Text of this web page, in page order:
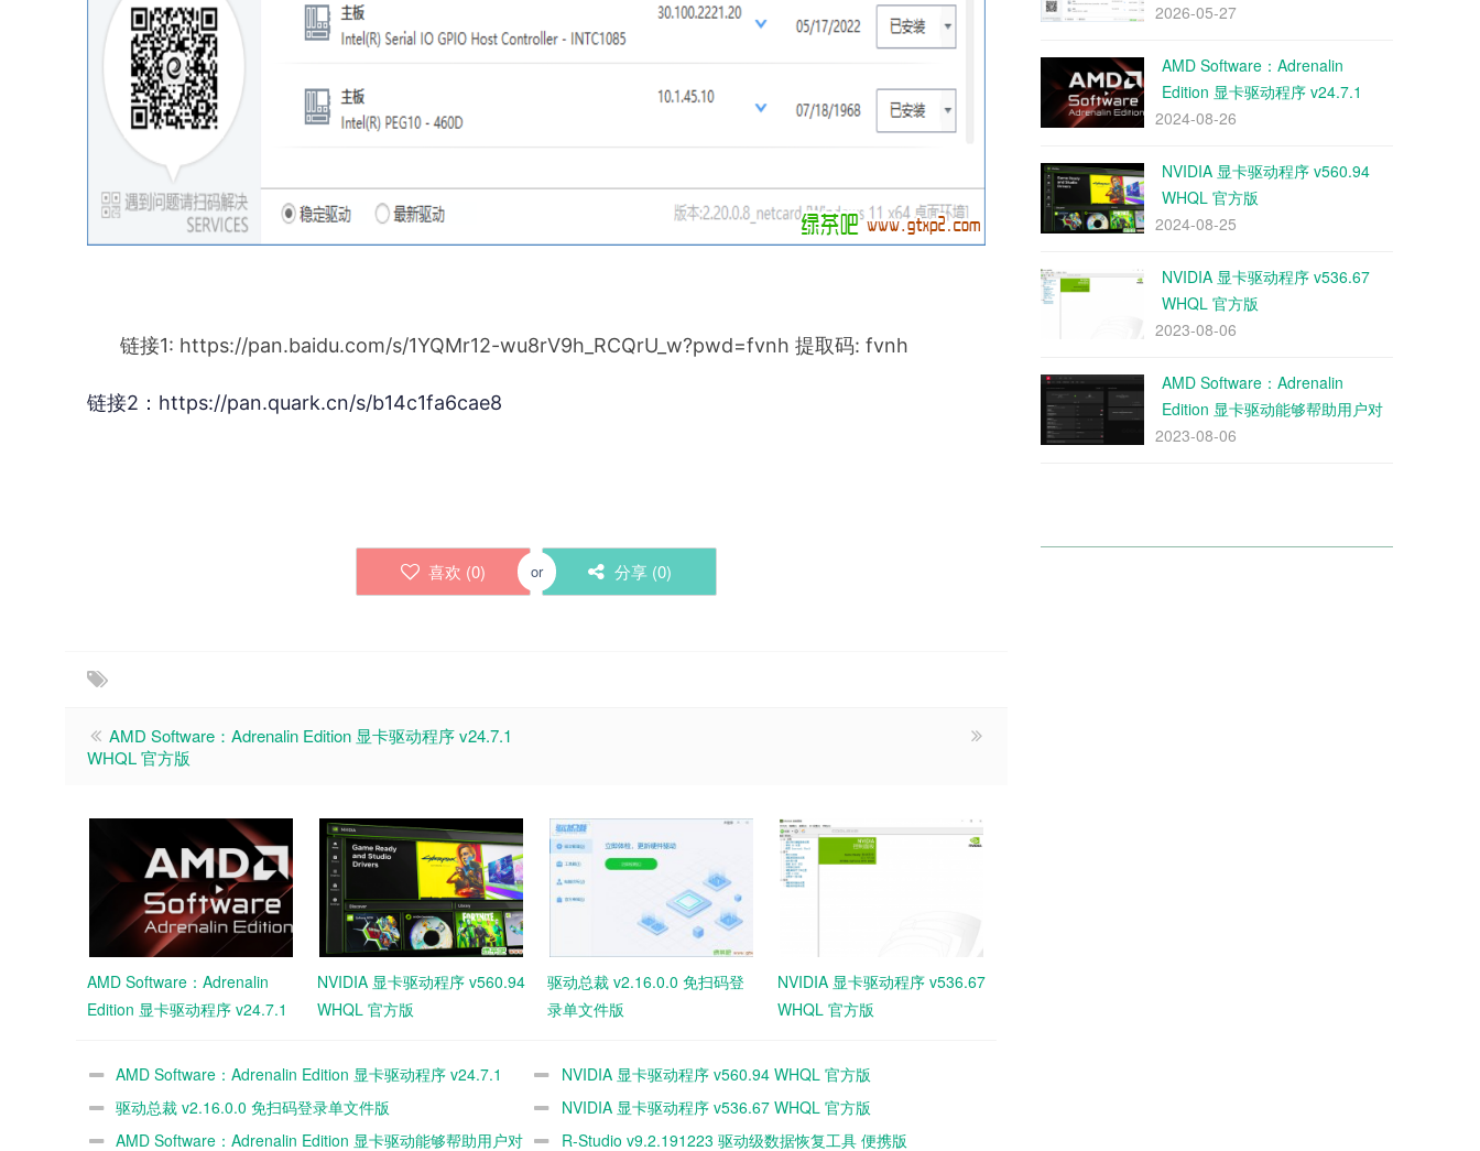
链接1: https://pan.baidu.com/s/1YQMr12-wu8rV9h_RCQrU_w?pwd=fvnh 提取码: fvnh
链接2：https://pan.quark.cn/s/b14c1fa6cae8
喜欢 (0) or 分享 (0)
AMD Software：Adrenalin Edition 显卡驱动程序 v24.7.1
WHQL 官方版
AMD Software：Adrenalin
Edition 显卡驱动程序 v24.7.1
NVIDIA 显卡驱动程序 v560.94
WHQL 官方版
驱动总裁 v2.16.0.0 免扫码登
录单文件版
NVIDIA 显卡驱动程序 v536.67
WHQL 官方版
AMD Software：Adrenalin Edition 显卡驱动程序 v24.7.1
WHQL 官方版
NVIDIA 显卡驱动程序 v560.94 WHQL 官方版
驱动总裁 v2.16.0.0 免扫码登录单文件版
NVIDIA 显卡驱动程序 v536.67 WHQL 官方版
AMD Software：Adrenalin Edition 显卡驱动能够帮助用户对
R-Studio v9.2.191223 驱动级数据恢复工具 便携版
2026-05-27
AMD Software：Adrenalin
Edition 显卡驱动程序 v24.7.1
WHQL 官方版
2024-08-26
NVIDIA 显卡驱动程序 v560.94
WHQL 官方版
2024-08-25
NVIDIA 显卡驱动程序 v536.67
WHQL 官方版
2023-08-06
AMD Software：Adrenalin
Edition 显卡驱动能够帮助用户对
帧率进行优化，显卡驱动还可
2023-08-06